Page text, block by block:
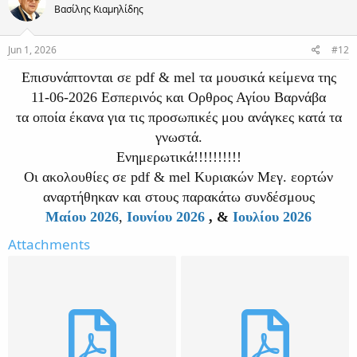
i
o
n
Βασίλης Κιαμηλίδης
Jun 1, 2026 #12
Επισυνάπτονται σε pdf & mel τα μουσικά κείμενα της
11-06-2026 Εσπερινός και Ορθρος Αγίου Βαρνάβα
τα οποία έκανα για τις προσωπικές μου ανάγκες κατά τα
γνωστά.
Ενημερωτικά!!!!!!!!!!
Οι ακολουθίες σε pdf & mel Κυριακών Μεγ. εορτών
αναρτήθηκαν και στους παρακάτω συνδέσμους
Μαίου 2026, Ιουνίου 2026 , & Ιουλίου 2026
Attachments